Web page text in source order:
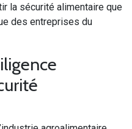
la sécurité alimentaire que
des entreprises du